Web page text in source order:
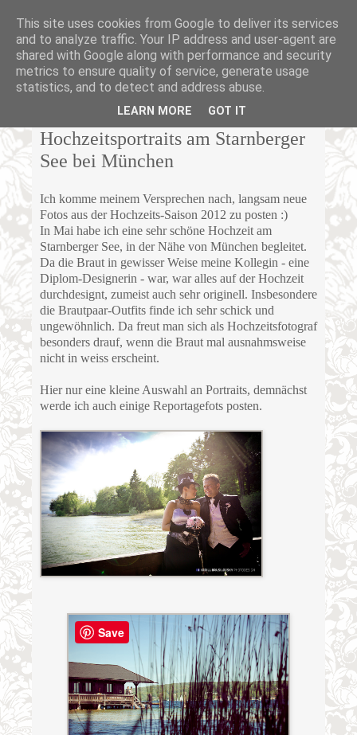
MITTWOCH, 25. JULI 2012
Hochzeitsportraits am Starnberger
See bei München
Ich komme meinem Versprechen nach, langsam neue
Fotos aus der Hochzeits-Saison 2012 zu posten :)
In Mai habe ich eine sehr schöne Hochzeit am
Starnberger See, in der Nähe von München begleitet.
Da die Braut in gewisser Weise meine Kollegin - eine
Diplom-Designerin - war, war alles auf der Hochzeit
durchdesignt, zumeist auch sehr originell. Insbesondere
die Brautpaar-Outfits finde ich sehr schick und
ungewöhnlich. Da freut man sich als Hochzeitsfotograf
besonders drauf, wenn die Braut mal ausnahmsweise
nicht in weiss erscheint.
Hier nur eine kleine Auswahl an Portraits, demnächst
werde ich auch einige Reportagefots posten.
This site uses cookies from Google to deliver its services
and to analyze traffic. Your IP address and user-agent are
shared with Google along with performance and security
metrics to ensure quality of service, generate usage
statistics, and to detect and address abuse.
LEARN MORE GOT IT
Save